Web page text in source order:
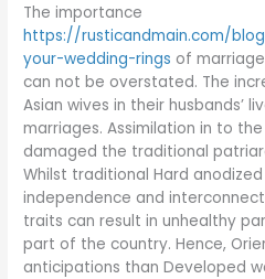
The importance
https://rusticandmain.com/
your-wedding-rings of
can not be overstated. The
Asian wives in their husbands’
marriages. Assimilation in to
damaged the traditional
Whilst traditional Hard
independence and
traits can result in unhealthy
part of the country. Hence,
anticipations than Developed